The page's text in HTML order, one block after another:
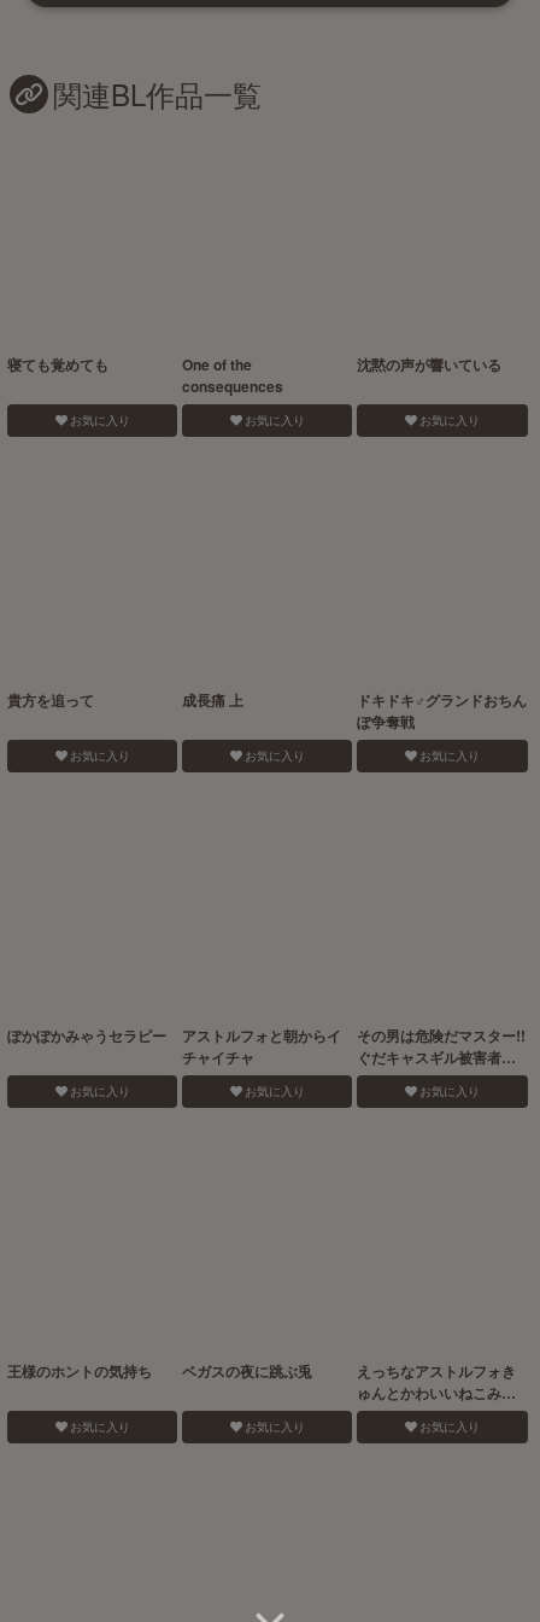
関連BL作品一覧
寝ても覚めても
お気に入り
One of the
consequences
お気に入り
沈黙の声が響いている
お気に入り
貴方を追って
お気に入り
成長痛 上
お気に入り
ドキドキ♂グランドおちん
ぽ争奪戦
お気に入り
ぽかぽかみゃうセラピー
お気に入り
アストルフォと朝からイ
チャイチャ
お気に入り
その男は危険だマスター!!
ぐだキャスギル被害者の
会
お気に入り
王様のホントの気持ち
お気に入り
ベガスの夜に跳ぶ兎
お気に入り
えっちなアストルフォき
ゅんとかわいいねこみみ
☆
お気に入り